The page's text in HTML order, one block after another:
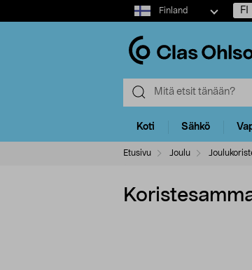
Select
market
Finland FI
Koti Sähkö
Etusivu Joulu